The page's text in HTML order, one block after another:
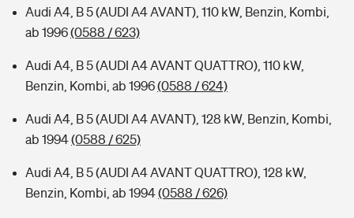
Audi A4, B 5 (AUDI A4 AVANT), 110 kW, Benzin, Kombi,
ab 1996(0588 / 623)
Audi A4, B 5 (AUDI A4 AVANT QUATTRO), 110 kW,
Benzin, Kombi, ab 1996(0588 / 624)
Audi A4, B 5 (AUDI A4 AVANT), 128 kW, Benzin, Kombi,
ab 1994(0588 / 625)
Audi A4, B 5 (AUDI A4 AVANT QUATTRO), 128 kW,
Benzin, Kombi, ab 1994(0588 / 626)